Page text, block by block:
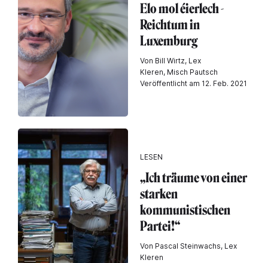
Elo mol éierlech -
Reichtum in
Luxemburg
Von Bill Wirtz, Lex
Kleren, Misch Pautsch
Veröffentlicht am 12. Feb. 2021
LESEN
„Ich träume von einer
starken
kommunistischen
Partei!“
Von Pascal Steinwachs, Lex
Kleren